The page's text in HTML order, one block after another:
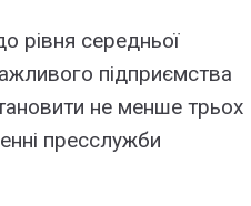
рівня середньої
підприємства
не менше трьох
пресслужби